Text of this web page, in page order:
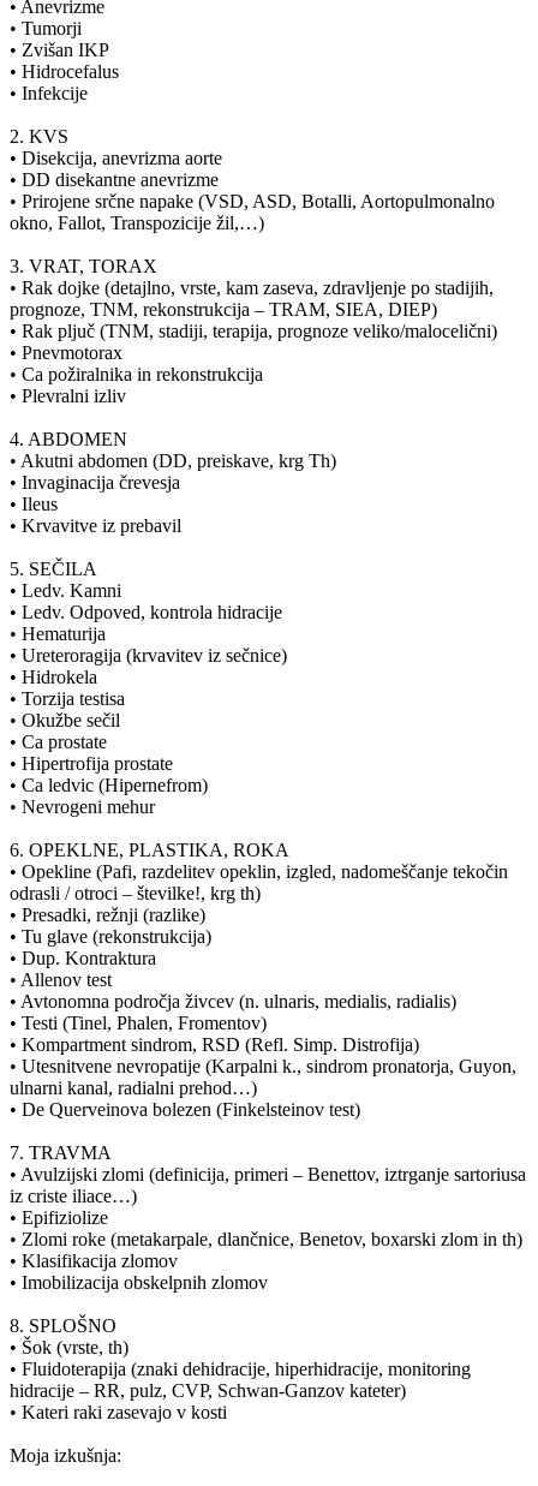
• Anevrizme
• Tumorji
• Zvišan IKP
• Hidrocefalus
• Infekcije
2. KVS
• Disekcija, anevrizma aorte
• DD disekantne anevrizme
• Prirojene srčne napake (VSD, ASD, Botalli, Aortopulmonalno
okno, Fallot, Transpozicije žil,…)
3. VRAT, TORAX
• Rak dojke (detajlno, vrste, kam zaseva, zdravljenje po stadijih,
prognoze, TNM, rekonstrukcija – TRAM, SIEA, DIEP)
• Rak pljuč (TNM, stadiji, terapija, prognoze veliko/malocelični)
• Pnevmotorax
• Ca požiralnika in rekonstrukcija
• Plevralni izliv
4. ABDOMEN
• Akutni abdomen (DD, preiskave, krg Th)
• Invaginacija črevesja
• Ileus
• Krvavitve iz prebavil
5. SEČILA
• Ledv. Kamni
• Ledv. Odpoved, kontrola hidracije
• Hematurija
• Ureteroragija (krvavitev iz sečnice)
• Hidrokela
• Torzija testisa
• Okužbe sečil
• Ca prostate
• Hipertrofija prostate
• Ca ledvic (Hipernefrom)
• Nevrogeni mehur
6. OPEKLNE, PLASTIKA, ROKA
• Opekline (Pafi, razdelitev opeklin, izgled, nadomeščanje tekočin
odrasli / otroci – številke!, krg th)
• Presadki, režnji (razlike)
• Tu glave (rekonstrukcija)
• Dup. Kontraktura
• Allenov test
• Avtonomna področja živcev (n. ulnaris, medialis, radialis)
• Testi (Tinel, Phalen, Fromentov)
• Kompartment sindrom, RSD (Refl. Simp. Distrofija)
• Utesnitvene nevropatije (Karpalni k., sindrom pronatorja, Guyon,
ulnarni kanal, radialni prehod…)
• De Querveinova bolezen (Finkelsteinov test)
7. TRAVMA
• Avulzijski zlomi (definicija, primeri – Benettov, iztrganje sartoriusa
iz criste iliace…)
• Epifiziolize
• Zlomi roke (metakarpale, dlančnice, Benetov, boxarski zlom in th)
• Klasifikacija zlomov
• Imobilizacija obskelpnih zlomov
8. SPLOŠNO
• Šok (vrste, th)
• Fluidoterapija (znaki dehidracije, hiperhidracije, monitoring
hidracije – RR, pulz, CVP, Schwan-Ganzov kateter)
• Kateri raki zasevajo v kosti
Moja izkušnja: